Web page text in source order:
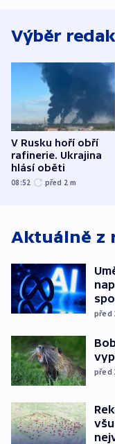
Výběr
V Rusku hoří obří
rafinerie. Ukrajina
hlásí oběti
08:52 před 2 m
Aktuálně z
před
před